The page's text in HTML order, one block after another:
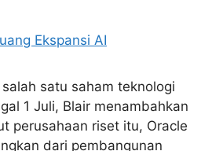
satu saham teknologi
1 Juli, Blair menambahkan
perusahaan riset itu, Oracle
dari pembangunan